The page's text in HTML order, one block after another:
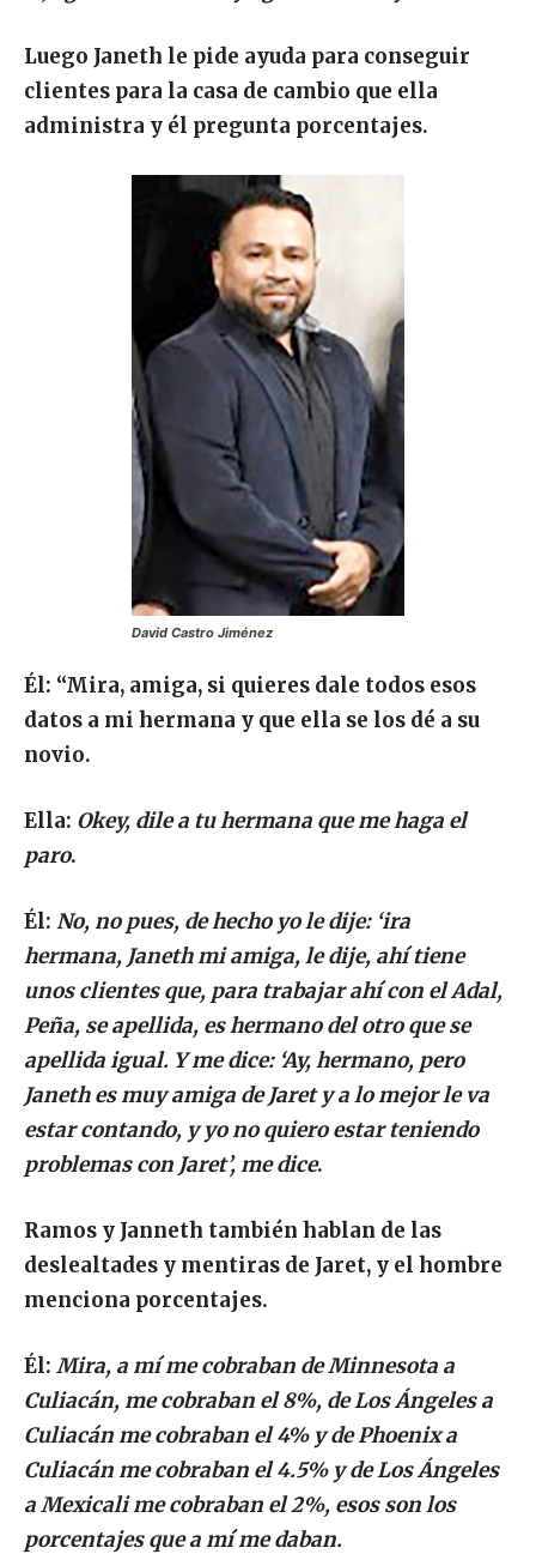
Luego Janeth le pide ayuda para conseguir
clientes para la casa de cambio que ella
administra y él pregunta porcentajes.
David Castro Jiménez
Él: “Mira, amiga, si quieres dale todos esos
datos a mi hermana y que ella se los dé a su
novio.
Ella: Okey, dile a tu hermana que me haga el
paro.
Él: No, no pues, de hecho yo le dije: ‘ira
hermana, Janeth mi amiga, le dije, ahí tiene
unos clientes que, para trabajar ahí con el Adal,
Peña, se apellida, es hermano del otro que se
apellida igual. Y me dice: ‘Ay, hermano, pero
Janeth es muy amiga de Jaret y a lo mejor le va
estar contando, y yo no quiero estar teniendo
problemas con Jaret’, me dice.
Ramos y Janneth también hablan de las
deslealtades y mentiras de Jaret, y el hombre
menciona porcentajes.
Él: Mira, a mí me cobraban de Minnesota a
Culiacán, me cobraban el 8%, de Los Ángeles a
Culiacán me cobraban el 4% y de Phoenix a
Culiacán me cobraban el 4.5% y de Los Ángeles
a Mexicali me cobraban el 2%, esos son los
porcentajes que a mí me daban.